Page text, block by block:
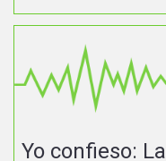
Yo confieso: La